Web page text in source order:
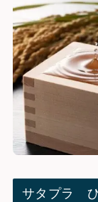
サタプラ ひ